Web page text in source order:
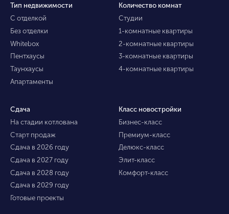
Тип недвижимости
С отделкой
Без отделки
Whitebox
Пентхаусы
Таунхаусы
Апартаменты
Количество комнат
Студии
1-комнатные квартиры
2-комнатные квартиры
3-комнатные квартиры
4-комнатные квартиры
Сдача
На стадии котлована
Старт продаж
Сдача в 2026 году
Сдача в 2027 году
Сдача в 2028 году
Сдача в 2029 году
Готовые проекты
Класс новостройки
Бизнес-класс
Премиум-класс
Делюкс-класс
Элит-класс
Комфорт-класс